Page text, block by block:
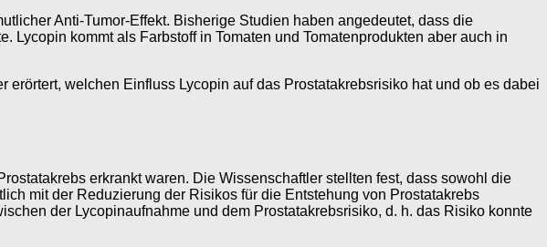
Anti-Tumor-Effekt. Bisherige Studien haben angedeutet, dass die
kommt als Farbstoff in Tomaten und Tomatenprodukten aber auch in
welchen Einfluss Lycopin auf das Prostatakrebsrisiko hat und ob es dabei
erkrankt waren. Die Wissenschaftler stellten fest, dass sowohl die
mit der Reduzierung der Risikos für die Entstehung von Prostatakrebs
der Lycopinaufnahme und dem Prostatakrebsrisiko, d. h. das Risiko konnte